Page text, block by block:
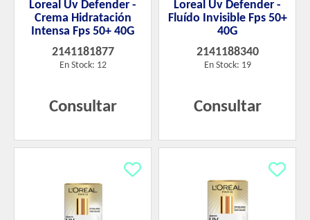
Loreal Uv Defender -
Crema Hidratación
Intensa Fps 50+ 40G
2141181877
En Stock: 12
Consultar
Loreal Uv Defender -
Fluído Invisible Fps 50+
40G
2141188340
En Stock: 19
Consultar